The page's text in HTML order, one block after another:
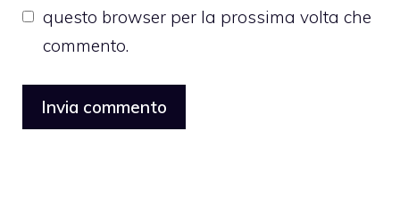
questo browser per la prossima volta che
commento.